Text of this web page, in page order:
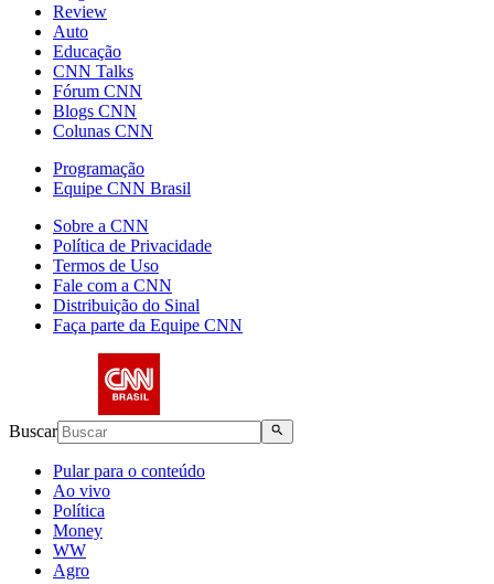
Review
Auto
Educação
CNN Talks
Fórum CNN
Blogs CNN
Colunas CNN
Programação
Equipe CNN Brasil
Sobre a CNN
Política de Privacidade
Termos de Uso
Fale com a CNN
Distribuição do Sinal
Faça parte da Equipe CNN
Buscar
Pular para o conteúdo
Ao vivo
Política
Money
WW
Agro